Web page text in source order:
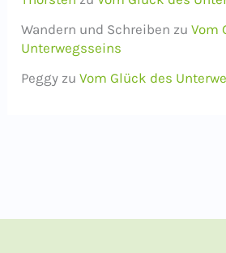
Wandern und Schreiben zuVom
Unterwegsseins
Peggy zuVom Glück des